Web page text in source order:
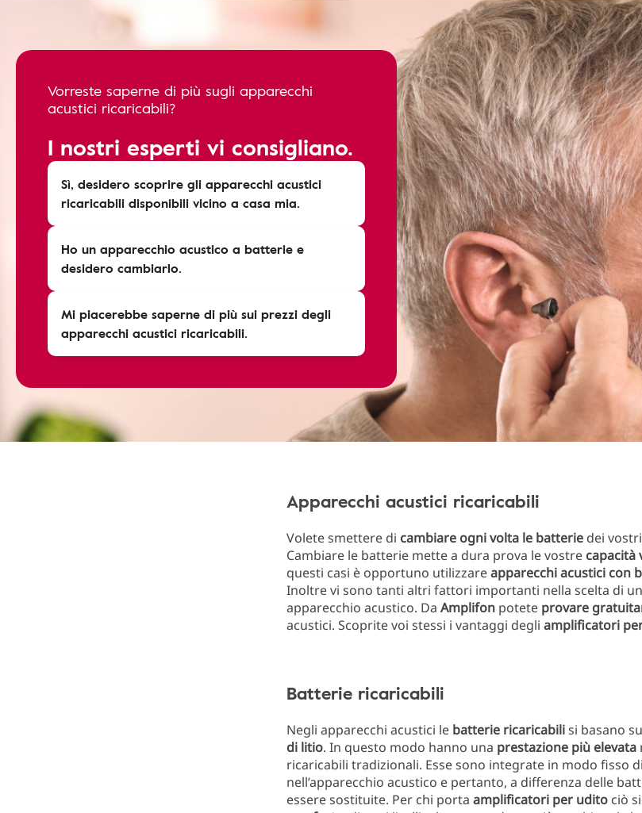
Vorreste saperne di più sugli apparecchi
acustici ricaricabili?
I nostri esperti vi consigliano.
Sì, desidero scoprire gli apparecchi acustici
ricaricabili disponibili vicino a casa mia.
Ho un apparecchio acustico a batterie e
desidero cambiarlo.
Mi piacerebbe saperne di più sui prezzi degli
apparecchi acustici ricaricabili.
Apparecchi acustici ricaricabili
Volete smettere di cambiare ogni volta le batterie dei
Cambiare le batterie mette a dura prova le vostre capacità
questi casi è opportuno utilizzareapparecchi acustici con
Inoltre vi sono tanti altri fattori importanti nella scelta di
apparecchio acustico. Da Amplifon potete provare
acustici. Scoprite voi stessi i vantaggi degli amplificatori
Batterie ricaricabili
Negli apparecchi acustici le batterie ricaricabilisi basano
di litio. In questo modo hanno una prestazione più elevata
ricaricabili tradizionali. Esse sono integrate in modo fisso
nell’apparecchio acustico e pertanto, a differenza delle
essere sostituite. Per chi porta amplificatori per udito ciò